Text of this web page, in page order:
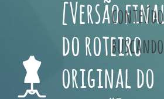
[Versão
do roteiro
original do